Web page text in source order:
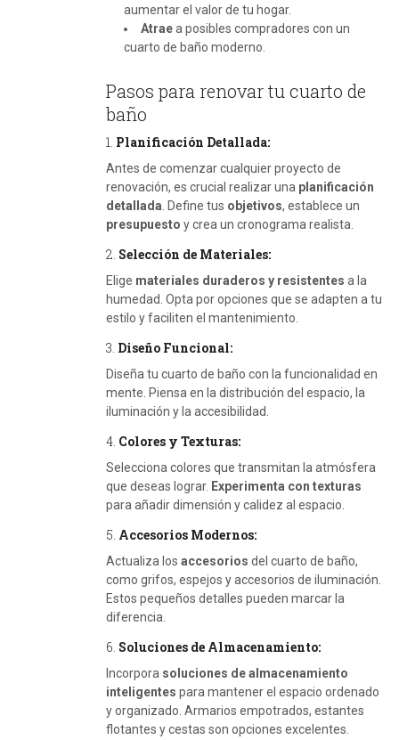
aumentar el valor de tu hogar.
Atraea posibles compradores con un
cuarto de baño moderno.
Pasos para renovar tu cuarto de
baño
1. Planificación Detallada:
Antes de comenzar cualquier proyecto de
renovación, es crucial realizar una planificación
detallada . Define tus objetivos, establece un
presupuesto y crea un cronograma realista.
2. Selección de Materiales:
Elige materiales duraderos y resistentes a la
humedad. Opta por opciones que se adapten a tu
estilo y faciliten el mantenimiento.
3. Diseño Funcional:
Diseña tu cuarto de baño con la funcionalidad en
mente. Piensa en la distribución del espacio, la
iluminación y la accesibilidad.
4. Colores y Texturas:
Selecciona colores que transmitan la atmósfera
que deseas lograr. Experimenta con texturas
para añadir dimensión y calidez al espacio.
5. Accesorios Modernos:
Actualiza los accesorios del cuarto de baño,
como grifos, espejos y accesorios de iluminación.
Estos pequeños detalles pueden marcar la
diferencia.
6. Soluciones de Almacenamiento:
Incorpora soluciones de almacenamiento
inteligentes para mantener el espacio ordenado
y organizado. Armarios empotrados, estantes
flotantes y cestas son opciones excelentes.